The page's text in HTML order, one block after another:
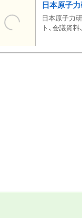
日本原子
日本原子力
ト、会議資